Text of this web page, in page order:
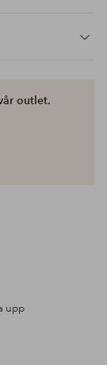
outlet.
upp